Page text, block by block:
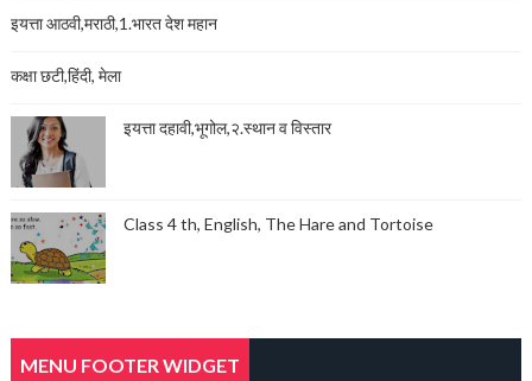
इयत्ता आठवी,मराठी,1.भारत देश महान
कक्षा छटी,हिंदी, मेला
इयत्ता दहावी,भूगोल,२.स्थान व विस्तार
Class 4 th, English, The Hare and Tortoise
MENU FOOTER WIDGET